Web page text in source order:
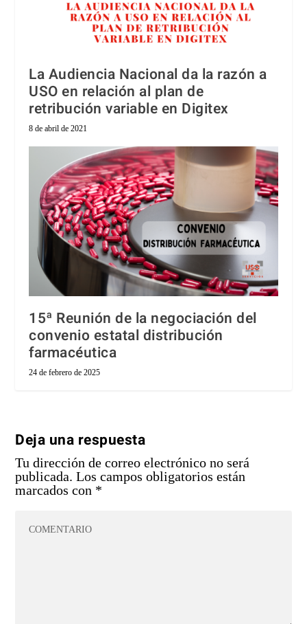
La Audiencia Nacional da la razón a
USO en relación al plan de
retribución variable en Digitex
8 de abril de 2021
15ª Reunión de la negociación del
convenio estatal distribución
farmacéutica
24 de febrero de 2025
Deja una respuesta
Tu dirección de correo electrónico no será
publicada. Los campos obligatorios están
marcados con *